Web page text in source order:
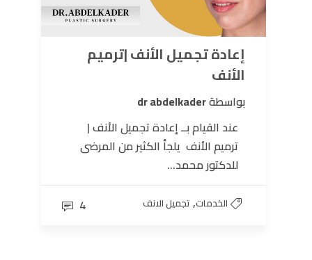
إعادة تجميل الأنف |ترميم
الأنف
بواسطةdr abdelkader
عند القيام بــ إعادة تجميل الأنف |
ترميم الأنف يلجأ الكثير من المرضى
للدكتور محمد...
الخدمات, تجميل الانف 4